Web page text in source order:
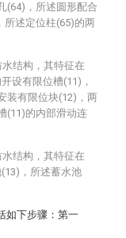
(64)，所述圆形配合
所述定位柱(65)的两
结构，其特征在
设有限位槽(11)，
装有限位块(12)，两
(11)的内部滑动连
结构，其特征在
，所述蓄水池
如下步骤：第一